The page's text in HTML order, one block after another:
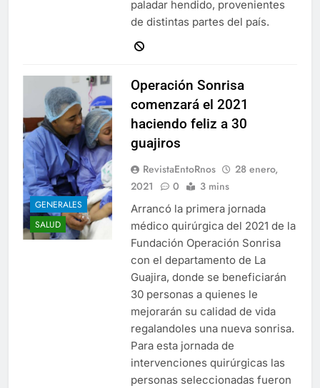
paladar hendido, provenientes
de distintas partes del país.
GENERALES
SALUD
Operación Sonrisa
comenzará el 2021
haciendo feliz a 30
guajiros
RevistaEntoRnos
28 enero,
2021
0 3 mins
Arrancó la primera jornada
médico quirúrgica del 2021 de la
Fundación Operación Sonrisa
con el departamento de La
Guajira, donde se beneficiarán
30 personas a quienes le
mejorarán su calidad de vida
regalandoles una nueva sonrisa.
Para esta jornada de
intervenciones quirúrgicas las
personas seleccionadas fueron